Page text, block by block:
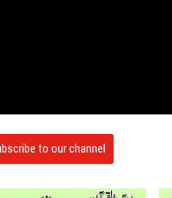
to our channel